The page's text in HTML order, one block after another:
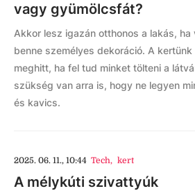
vagy gyümölcsfát?
Akkor lesz igazán otthonos a lakás, ha
benne személyes dekoráció. A
meghitt, ha fel tud minket tölteni a
szükség van arra is, hogy ne legyen
és kavics.
2025. 06. 11., 10:44 Tech, kert
A mélykúti szivattyúk